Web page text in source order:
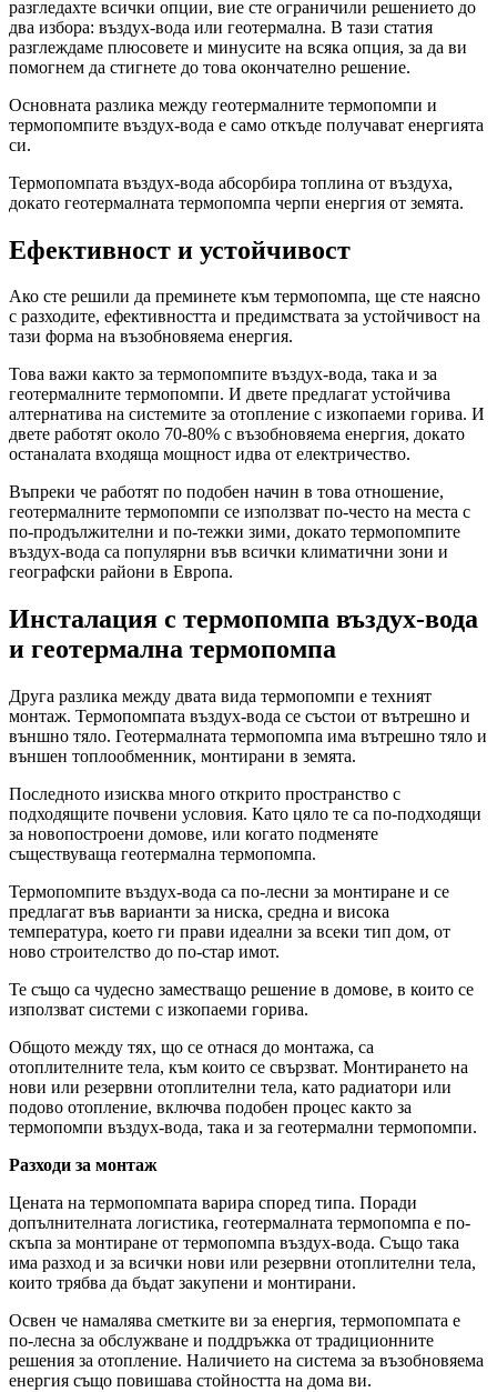
разгледахте всички опции, вие сте ограничили решението до
два избора: въздух-вода или геотермална. В тази статия
разглеждаме плюсовете и минусите на всяка опция, за да ви
помогнем да стигнете до това окончателно решение.
Основната разлика между геотермалните термопомпи и
термопомпите въздух-вода е само откъде получават енергията
си.
Термопомпата въздух-вода абсорбира топлина от въздуха,
докато геотермалната термопомпа черпи енергия от земята.
Ефективност и устойчивост
Ако сте решили да преминете към термопомпа, ще сте наясно
с разходите, ефективността и предимствата за устойчивост на
тази форма на възобновяема енергия.
Това важи както за термопомпите въздух-вода, така и за
геотермалните термопомпи. И двете предлагат устойчива
алтернатива на системите за отопление с изкопаеми горива. И
двете работят около 70-80% с възобновяема енергия, докато
останалата входяща мощност идва от електричество.
Въпреки че работят по подобен начин в това отношение,
геотермалните термопомпи се използват по-често на места с
по-продължителни и по-тежки зими, докато термопомпите
въздух-вода са популярни във всички климатични зони и
географски райони в Европа.
Инсталация с термопомпа въздух-вода
и геотермална термопомпа
Друга разлика между двата вида термопомпи е техният
монтаж. Термопомпата въздух-вода се състои от вътрешно и
външно тяло. Геотермалната термопомпа има вътрешно тяло и
външен топлообменник, монтирани в земята.
Последното изисква много открито пространство с
подходящите почвени условия. Като цяло те са по-подходящи
за новопостроени домове, или когато подменяте
съществуваща геотермална термопомпа.
Термопомпите въздух-вода са по-лесни за монтиране и се
предлагат във варианти за ниска, средна и висока
температура, което ги прави идеални за всеки тип дом, от
ново строителство до по-стар имот.
Те също са чудесно заместващо решение в домове, в които се
използват системи с изкопаеми горива.
Общото между тях, що се отнася до монтажа, са
отоплителните тела, към които се свързват. Монтирането на
нови или резервни отоплителни тела, като радиатори или
подово отопление, включва подобен процес както за
термопомпи въздух-вода, така и за геотермални термопомпи.
Разходи за монтаж
Цената на термопомпата варира според типа. Поради
допълнителната логистика, геотермалната термопомпа е по-
скъпа за монтиране от термопомпа въздух-вода. Също така
има разход и за всички нови или резервни отоплителни тела,
които трябва да бъдат закупени и монтирани.
Освен че намалява сметките ви за енергия, термопомпата е
по-лесна за обслужване и поддръжка от традиционните
решения за отопление. Наличието на система за възобновяема
енергия също повишава стойността на дома ви.